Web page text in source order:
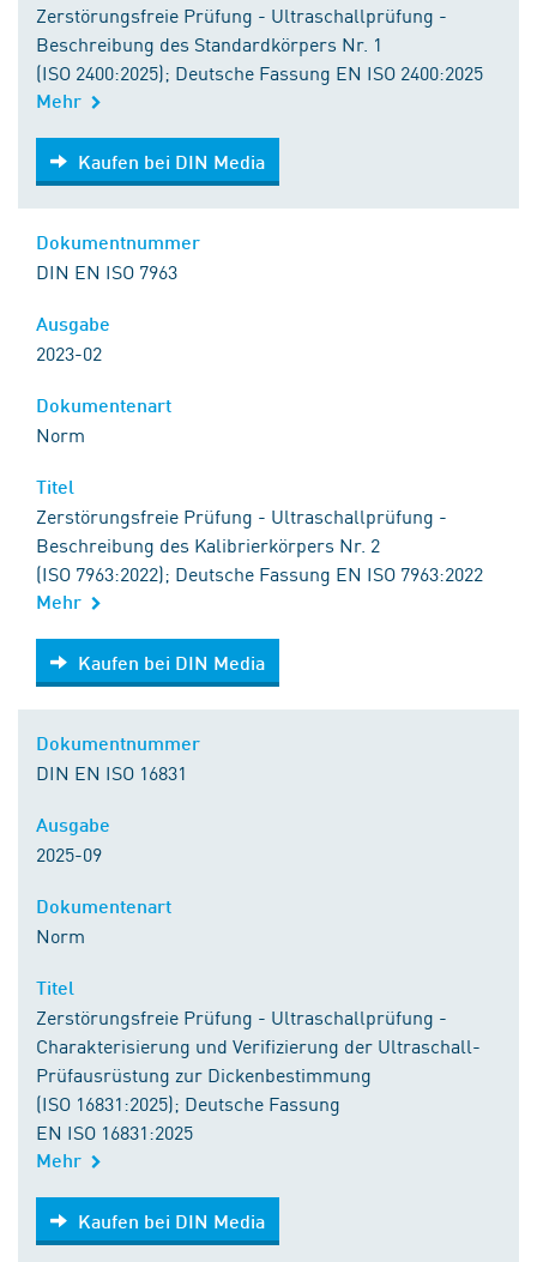
Zerstörungsfreie Prüfung - Ultraschallprüfung -
Beschreibung des Standardkörpers Nr. 1
(ISO 2400:2025); Deutsche Fassung EN ISO 2400:2025
Mehr
Kaufen bei DIN Media
Kaufen bei DIN Media
DIN EN ISO 7963
2023-02
Norm
Zerstörungsfreie Prüfung - Ultraschallprüfung -
Beschreibung des Kalibrierkörpers Nr. 2
(ISO 7963:2022); Deutsche Fassung EN ISO 7963:2022
Mehr
Kaufen bei DIN Media
Kaufen bei DIN Media
DIN EN ISO 16831
2025-09
Norm
Zerstörungsfreie Prüfung - Ultraschallprüfung -
Charakterisierung und Verifizierung der Ultraschall-
Prüfausrüstung zur Dickenbestimmung
(ISO 16831:2025); Deutsche Fassung
EN ISO 16831:2025
Mehr
Kaufen bei DIN Media
Kaufen bei DIN Media